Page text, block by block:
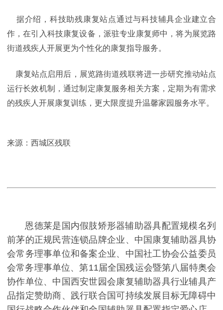
据介绍，科技助残康复站点通过与科技辅具企业建立合
作，在引入科技康复设备，派驻专业康复师中，将为展览路
街道残疾人开展更为个性化的康复指导服务。
康复站点启用后，展览路街道残联将进一步研究推动站点
运行长效机制，通过制定康复服务相关方案，定期为有需求
的残疾人开展康复训练，更大限度提升温馨家园服务水平。
来源：西城区残联
恩德莱是国内假肢矫形器辅助器具配置规模名列
前茅的正规民营连锁品牌企业、中国康复辅助器具协
会常务理事单位和备案企业、中国社工协会公益委员
会常务理事单位、第11届全国残运会暨第八届特奥会
协作单位、中国西安世园会康复辅助器具行业辅具产
品指定赞助商、践行联合国可持续发展目标无障碍中